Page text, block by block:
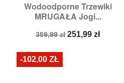
Wodoodporne Trzewiki
MRUGAŁA Jogi...
Cena
359,99 zł Cena
251,99 zł
-102,00 ZŁ